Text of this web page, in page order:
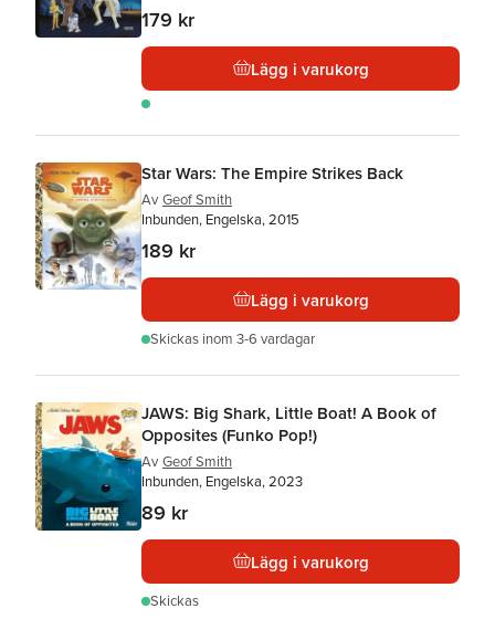
179 kr
Lägg i varukorg
Star Wars: The Empire Strikes Back
Av Geof Smith
Inbunden, Engelska, 2015
189 kr
Lägg i varukorg
Skickas inom 3-6 vardagar
JAWS: Big Shark, Little Boat! A Book of
Opposites (Funko Pop!)
Av Geof Smith
Inbunden, Engelska, 2023
89 kr
Lägg i varukorg
Skickas